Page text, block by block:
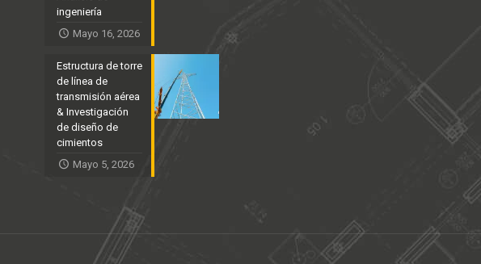
ingeniería
Mayo 16, 2026
Estructura de torre
de línea de
transmisión aérea
& Investigación
de diseño de
cimientos
Mayo 5, 2026